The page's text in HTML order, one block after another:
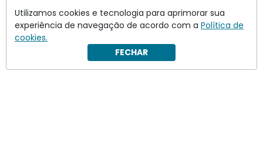
Utilizamos cookies e tecnologia para aprimorar sua
experiência de navegação de acordo com a Política de
cookies.
FECHAR